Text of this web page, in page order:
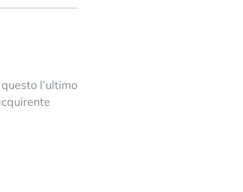
l’ultimo